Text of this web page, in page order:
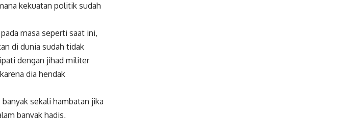
kekuatan politik sudah
masa seperti saat ini,
di dunia sudah tidak
dengan jihad militer
dia hendak
sekali hambatan jika
banyak hadis,